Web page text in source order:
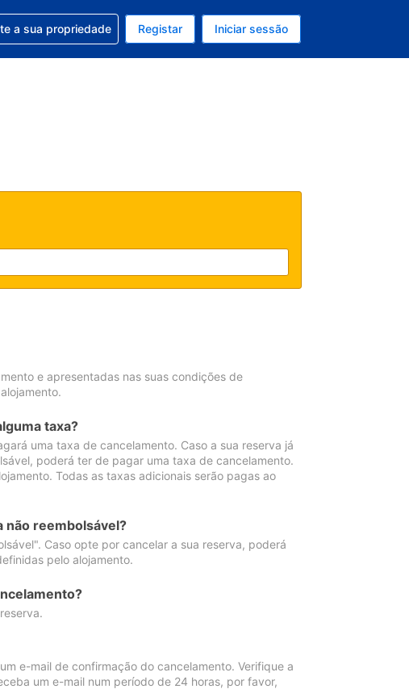
moeda atual é Dólar dos EUA
O seu idioma atual é Português
ajuda com a sua reserva
a sua propriedade Registar Iniciar sessão
e apresentadas nas suas condições de
taxa?
uma taxa de cancelamento. Caso a sua reserva já
poderá ter de pagar uma taxa de cancelamento.
Todas as taxas adicionais serão pagas ao
não reembolsável?
Caso opte por cancelar a sua reserva, poderá
pelo alojamento.
e-mail de confirmação do cancelamento. Verifique a
um e-mail num período de 24 horas, por favor,